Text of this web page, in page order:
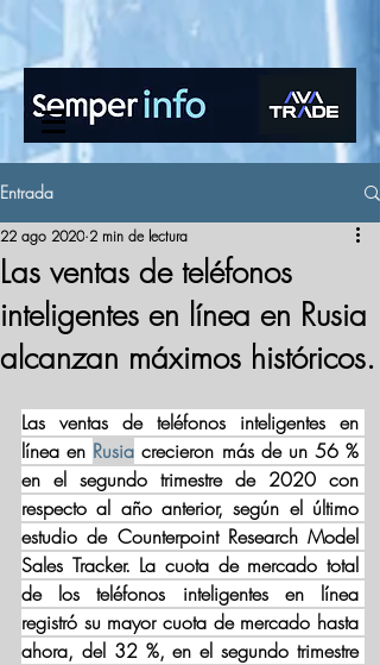
Entrada
Las ventas de teléfonos
inteligentes en línea en Rusia
alcanzan máximos históricos.
22 ago 2020 2 min de lectura
Las ventas de teléfonos inteligentes en
línea en Rusia crecieron más de un 56 %
en el segundo trimestre de 2020 con
respecto al año anterior, según el último
estudio de Counterpoint Research Model
Sales Tracker. La cuota de mercado total
de los teléfonos inteligentes en línea
registró su mayor cuota de mercado hasta
ahora, del 32 %, en el segundo trimestre